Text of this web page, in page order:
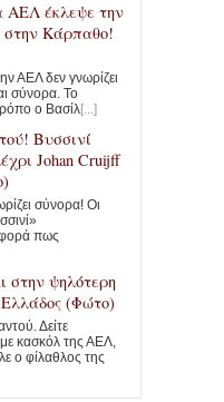
ΑΕΛ έκλεψε την
Κάρπαθο!
ΑΕΛ δεν γνωρίζει
σύνορα. Το
ο Βασίλ[...]
Βυσσινί
Johan Cruijff
σύνορα! Οι
φορά πως
ψηλότερη
(Φώτο)
Δείτε
κασκόλ της ΑΕΛ,
ο φίλαθλος της